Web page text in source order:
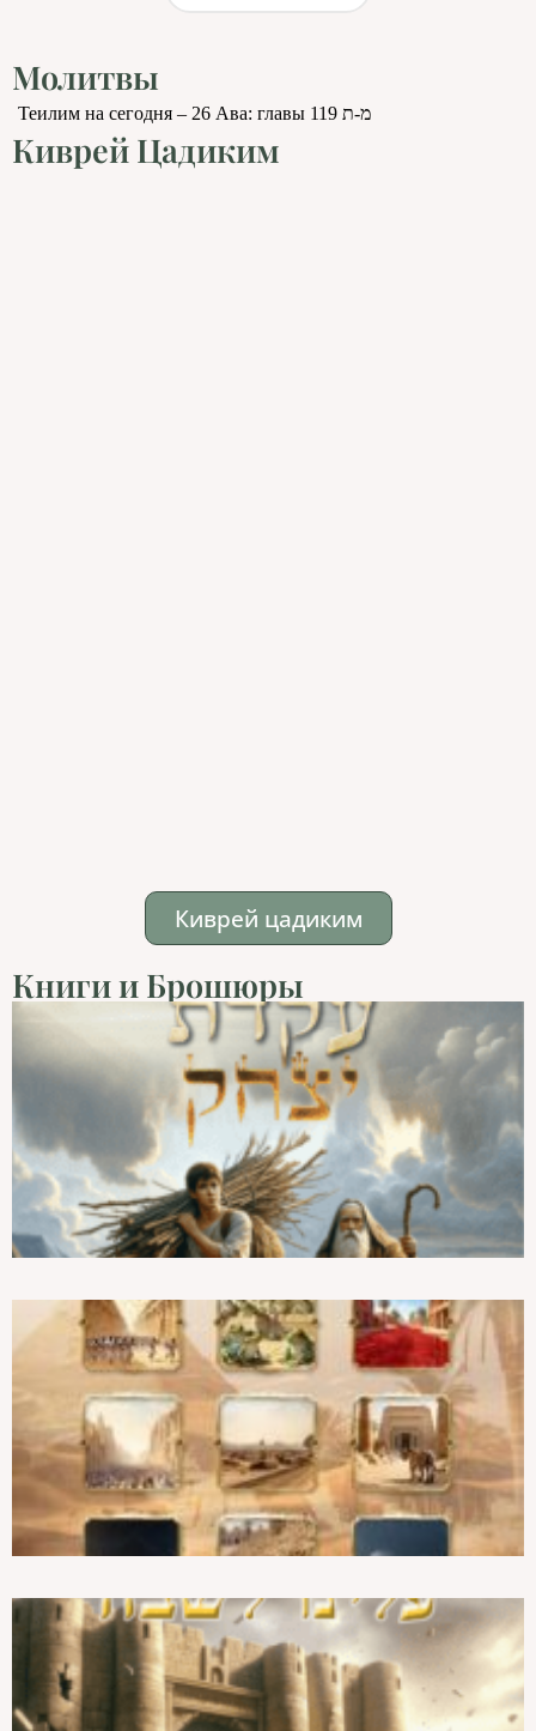
Молитвы
Теилим на сегодня – 26 Ава: главы 119 מ-ת
Киврей Цадиким
Киврей цадиким
Книги и Брошюры